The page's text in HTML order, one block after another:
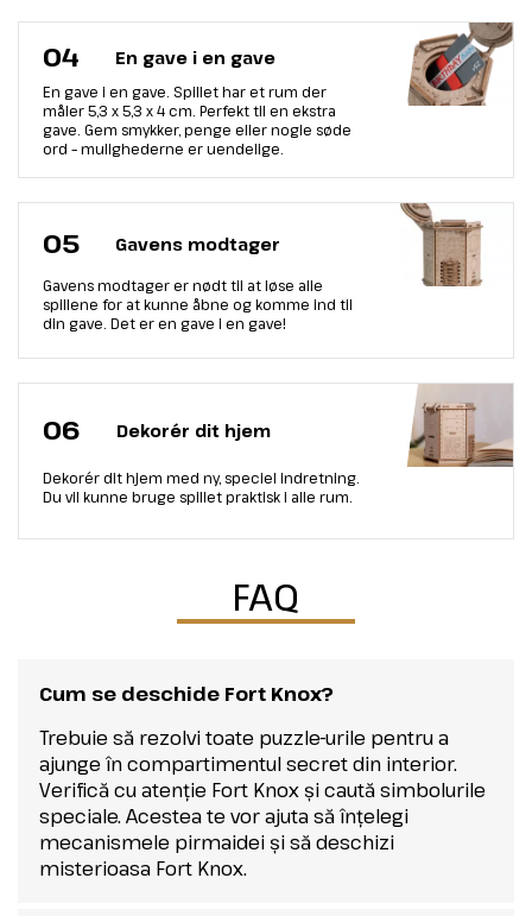
04 En gave i en gave
En gave i en gave. Spillet har et rum der
måler 5,3 х 5,3 х 4 cm. Perfekt til en ekstra
gave. Gem smykker, penge eller nogle søde
ord – mulighederne er uendelige.
05 Gavens modtager
Gavens modtager er nødt til at løse alle
spillene for at kunne åbne og komme ind til
din gave. Det er en gave i en gave!
06 Dekorér dit hjem
Dekorér dit hjem med ny, speciel indretning.
Du vil kunne bruge spillet praktisk i alle rum.
FAQ
Cum se deschide Fort Knox?
Trebuie să rezolvi toate puzzle-urile pentru a
ajunge în compartimentul secret din interior.
Verifică cu atenție Fort Knox și caută simbolurile
speciale. Acestea te vor ajuta să înțelegi
mecanismele pirmaidei și să deschizi
misterioasa Fort Knox.